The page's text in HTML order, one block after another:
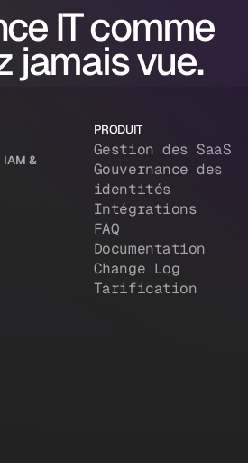
IT comme
jamais vue.
&
PRODUIT
Gestion des SaaS
Gouvernance des
identités
Intégrations
FAQ
Documentation
Change Log
Tarification